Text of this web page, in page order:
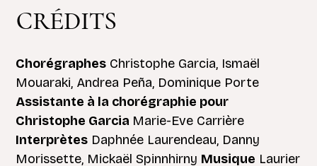
CRÉDITS
Chorégraphes Christophe Garcia, Ismaël
Mouaraki, Andrea Peña, Dominique Porte
Assistante à la chorégraphie pour
Christophe Garcia Marie-Eve Carrière
Interprètes Daphnée Laurendeau, Danny
Morissette, Mickaël Spinnhirny Musique Laurier